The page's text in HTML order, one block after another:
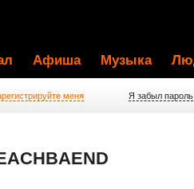
Афиша Музыка
меня Я забыл пароль